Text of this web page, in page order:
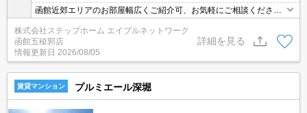
函館近郊エリアのお部屋幅広くご紹介可、お気軽にご相談くださ
い 電停から徒歩圏内で便利♪インターネット無料☆エアコン・追い
焚き・浴室乾燥機付き設備充実！
株式会社ステップホーム エイブルネットワーク
函館五稜郭店
情報更新日 2026/08/05
詳細を見る
賃貸マンション プルミエール深堀